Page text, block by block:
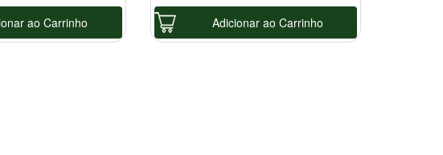
ao Carrinho Adicionar ao Carrinho